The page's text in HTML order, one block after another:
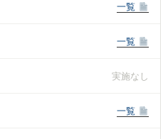
一覧
一覧
実施なし
一覧